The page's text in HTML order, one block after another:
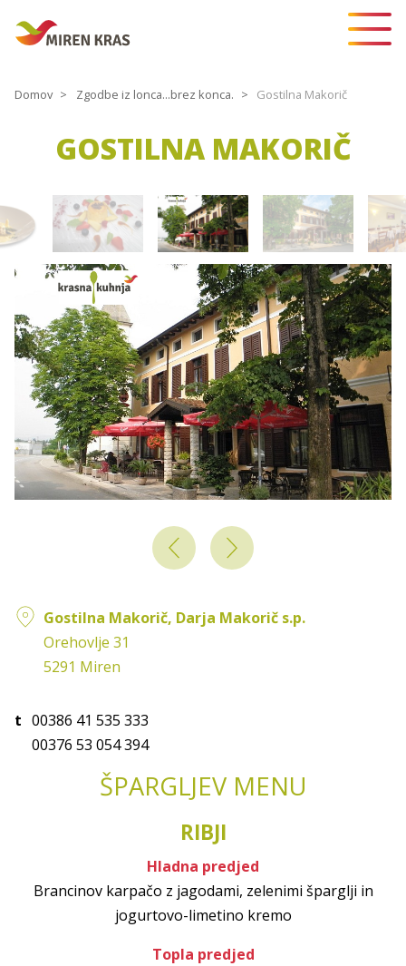
Domov Zgodbe iz lonca...brez konca. Gostilna Makorič
GOSTILNA MAKORIČ
Orehovski špargljev krožnik
Gostilna Makorič, Darja Makorič s.p.
Orehovlje 31
5291 Miren
t 00386 41 535 333
00376 53 054 394
ŠPARGLJEV MENU
RIBJI
Hladna predjed
Brancinov karpačo z jagodami, zelenimi šparglji in
jogurtovo-limetino kremo
Topla predjed